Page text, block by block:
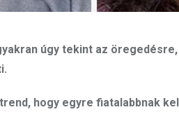
úgy tekint az
hogy egyre fiatalabbnak